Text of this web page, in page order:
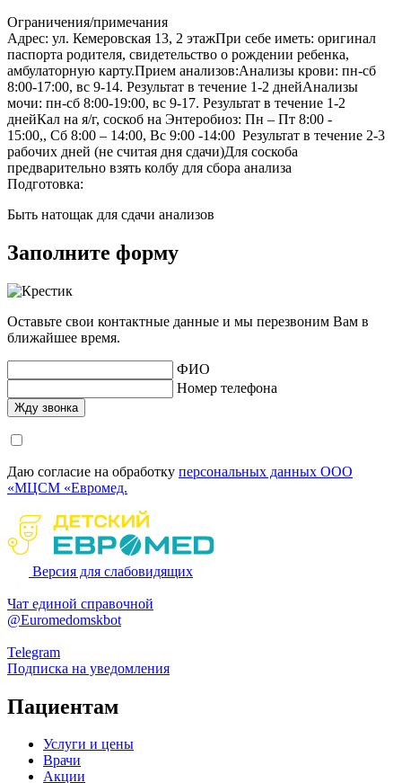
Ограничения/примечания
Адрес: ул. Кемеровская 13, 2 этажПри себе иметь: оригинал
паспорта родителя, свидетельство о рождении ребенка,
амбулаторную карту.Прием анализов:Анализы крови: пн-сб
8:00-17:00, вс 9-14. Результат в течение 1-2 днейАнализы
мочи: пн-сб 8:00-19:00, вс 9-17. Результат в течение 1-2
днейКал на я/г, соскоб на Энтеробиоз: Пн – Пт 8:00 -
15:00,, Сб 8:00 – 14:00, Вс 9:00 -14:00 Результат в течение 2-3
рабочих дней (не считая дня сдачи)Для соскоба
предварительно взять колбу для сбора анализа
Подготовка:
Быть натощак для сдачи анализов
Заполните форму
Оставьте свои контактные данные и мы перезвоним Вам в
ближайшее время.
ФИО
Номер телефона
Даю согласие на обработку персональных данных ООО
«МЦСМ «Евромед.
Версия для слабовидящих
Чат единой справочной
@Euromedomskbot
Telegram
Подписка на уведомления
Пациентам
Услуги и цены
Врачи
Акции